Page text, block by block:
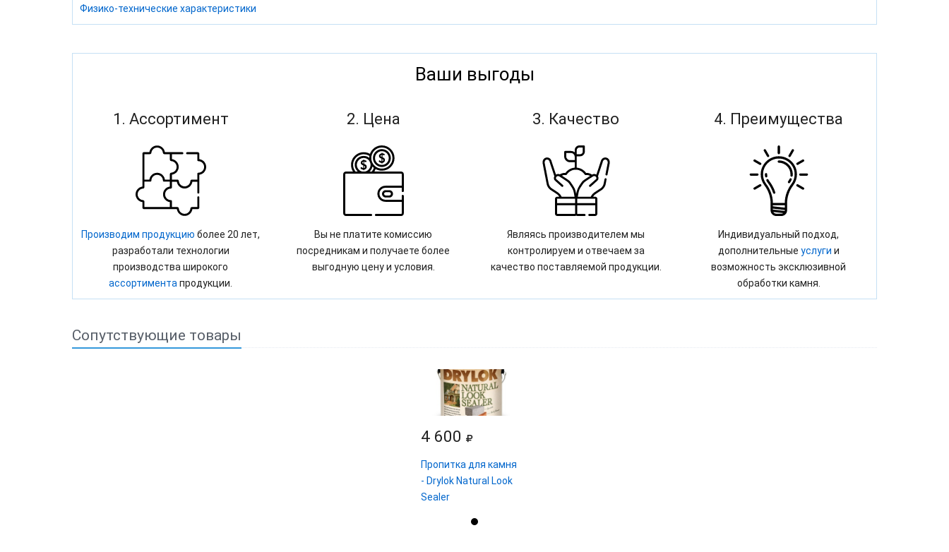
Физико-технические характеристики
Ваши выгоды
1. Ассортимент
Производим продукцию более 20 лет,
разработали технологии
производства широкого
ассортимента продукции.
2. Цена
Вы не платите комиссию
посредникам и получаете более
выгодную цену и условия.
3. Качество
Являясь производителем мы
контролируем и отвечаем за
качество поставляемой продукции.
4. Преимущества
Индивидуальный подход,
дополнительные услуги и
возможность эксклюзивной
обработки камня.
Сопутствующие товары
4 600
Пропитка для камня
- Drylok Natural Look
Sealer